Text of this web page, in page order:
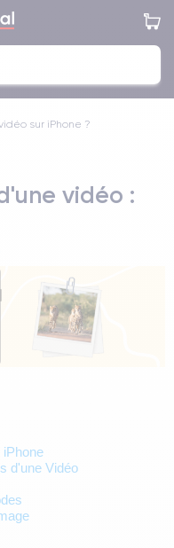
sur iPhone ?
vidéo :
iPhone
d'une Vidéo